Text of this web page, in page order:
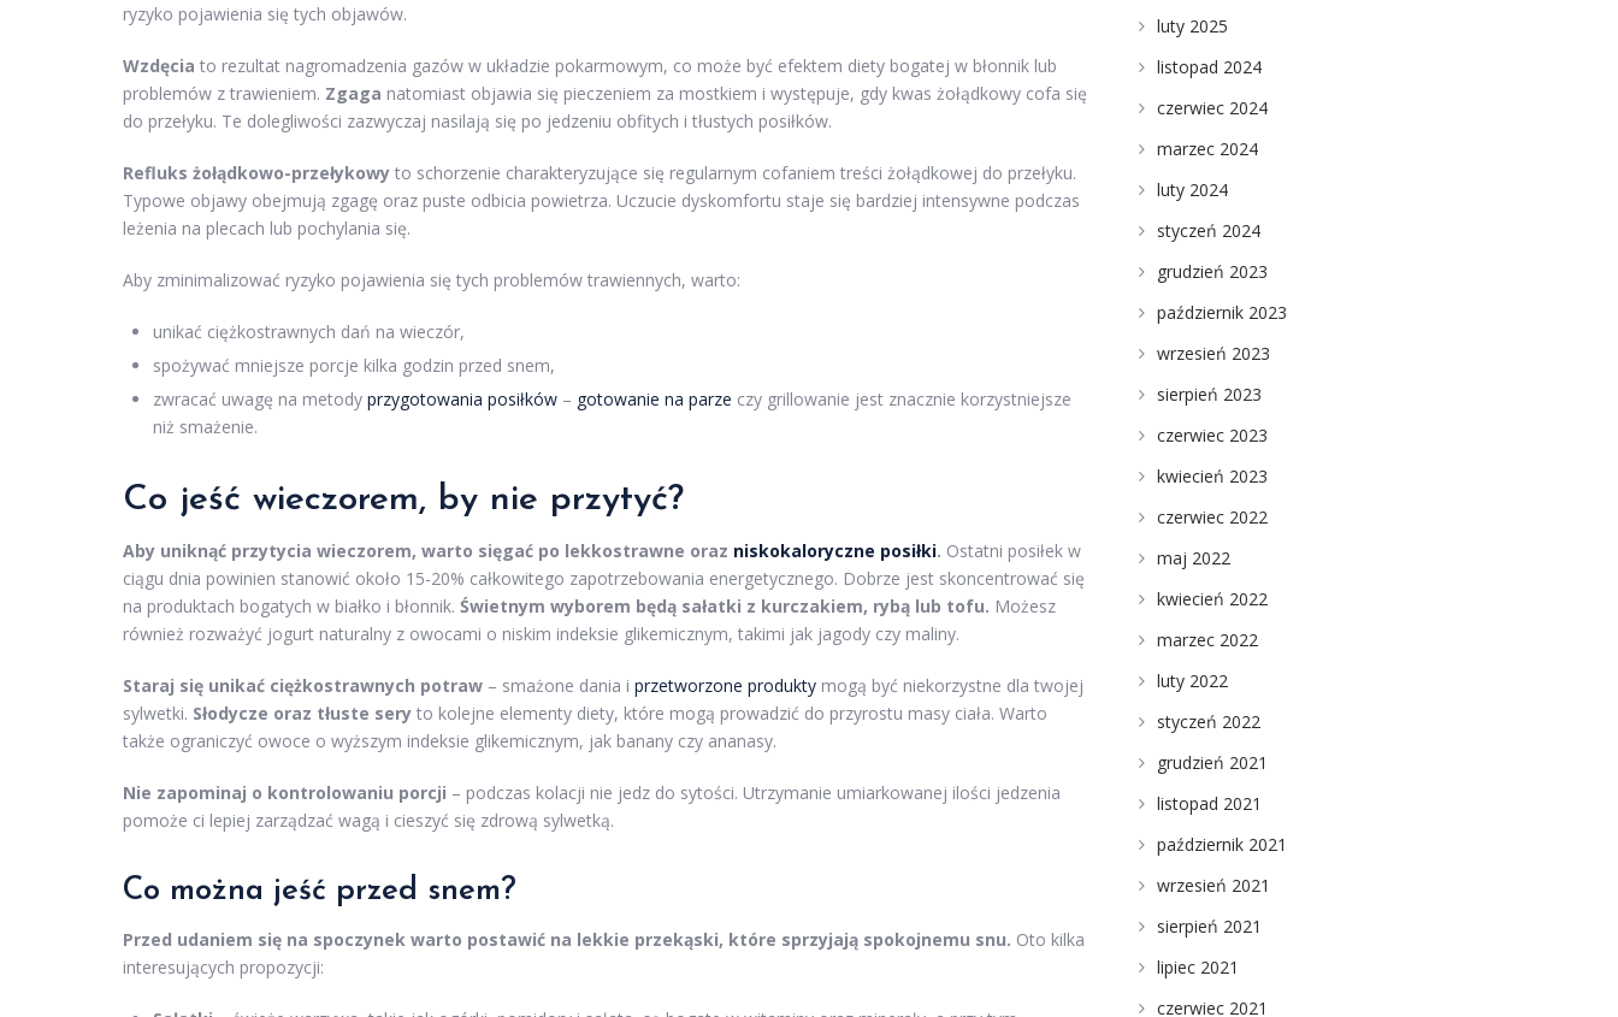
ryzyko pojawienia się tych objawów.
Wzdęcia to rezultat nagromadzenia gazów w układzie pokarmowym, co może być efektem diety bogatej w błonnik lub
problemów z trawieniem. Zgaga natomiast objawia się pieczeniem za mostkiem i występuje, gdy kwas żołądkowy cofa się
do przełyku. Te dolegliwości zazwyczaj nasilają się po jedzeniu obfitych i tłustych posiłków.
Refluks żołądkowo-przełykowy to schorzenie charakteryzujące się regularnym cofaniem treści żołądkowej do przełyku.
Typowe objawy obejmują zgagę oraz puste odbicia powietrza. Uczucie dyskomfortu staje się bardziej intensywne podczas
leżenia na plecach lub pochylania się.
Aby zminimalizować ryzyko pojawienia się tych problemów trawiennych, warto:
unikać ciężkostrawnych dań na wieczór,
spożywać mniejsze porcje kilka godzin przed snem,
zwracać uwagę na metody przygotowania posiłków – gotowanie na parze czy grillowanie jest znacznie korzystniejsze
niż smażenie.
Co jeść wieczorem, by nie przytyć?
Aby uniknąć przytycia wieczorem, warto sięgać po lekkostrawne oraz niskokaloryczne posiłki. Ostatni posiłek w
ciągu dnia powinien stanowić około 15-20% całkowitego zapotrzebowania energetycznego. Dobrze jest skoncentrować się
na produktach bogatych w białko i błonnik. Świetnym wyborem będą sałatki z kurczakiem, rybą lub tofu. Możesz
również rozważyć jogurt naturalny z owocami o niskim indeksie glikemicznym, takimi jak jagody czy maliny.
Staraj się unikać ciężkostrawnych potraw – smażone dania i przetworzone produkty mogą być niekorzystne dla twojej
sylwetki. Słodycze oraz tłuste sery to kolejne elementy diety, które mogą prowadzić do przyrostu masy ciała. Warto
także ograniczyć owoce o wyższym indeksie glikemicznym, jak banany czy ananasy.
Nie zapominaj o kontrolowaniu porcji – podczas kolacji nie jedz do sytości. Utrzymanie umiarkowanej ilości jedzenia
pomoże ci lepiej zarządzać wagą i cieszyć się zdrową sylwetką.
Co można jeść przed snem?
Przed udaniem się na spoczynek warto postawić na lekkie przekąski, które sprzyjają spokojnemu snu. Oto kilka
interesujących propozycji:
luty 2025
listopad 2024
czerwiec 2024
marzec 2024
luty 2024
styczeń 2024
grudzień 2023
październik 2023
wrzesień 2023
sierpień 2023
czerwiec 2023
kwiecień 2023
czerwiec 2022
maj 2022
kwiecień 2022
marzec 2022
luty 2022
styczeń 2022
grudzień 2021
listopad 2021
październik 2021
wrzesień 2021
sierpień 2021
lipiec 2021
czerwiec 2021